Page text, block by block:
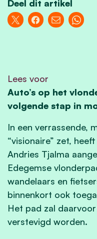
Deel dit artikel
Lees voor
Auto’s op het
volgende stap in
In een verrassende,
“visionaire” zet,
Andries Tjalma
Edegemse
wandelaars en
binnenkort ook
Het pad zal
verstevigd worden.